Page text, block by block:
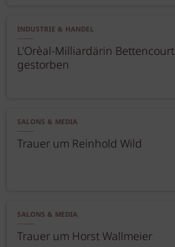
INDUSTRIE & HANDEL
L'Orèal-Milliardärin Bettencourt
gestorben
SALONS & MEDIA
Trauer um Reinhold Wild
SALONS & MEDIA
Trauer um Horst Wallmeier